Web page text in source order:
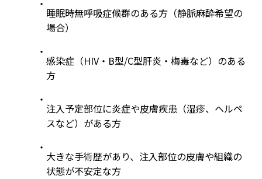
睡眠時無呼吸症候群のある方（静脈麻酔希望の
場合）
感染症（HIV・B型/C型肝炎・梅毒など）のある
方
注入予定部位に炎症や皮膚疾患（湿疹、ヘルペ
スなど）がある方
大きな手術歴があり、注入部位の皮膚や組織の
状態が不安定な方